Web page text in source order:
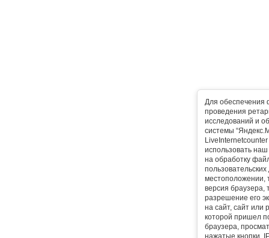
Для обеспечения
проведения
исследований и
системы
использовать
на обработку
местоположении,
версия браузера,
разрешение его
на сайт, сайт или
которой пришел
браузера,
нажатые кнопки,